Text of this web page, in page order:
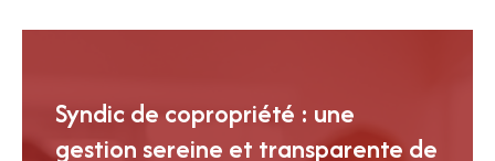
Syndic de copropriété : une
gestion sereine et transparente de